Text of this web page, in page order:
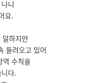
니
요.
덜하지만
들려오고 있어
역 수칙을
다.